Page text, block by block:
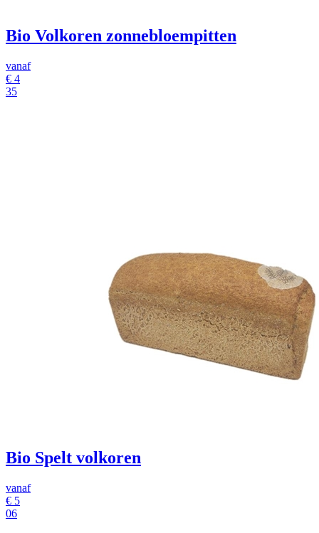
Bio Volkoren zonnebloempitten
vanaf
€ 4
35
Bio Spelt volkoren
vanaf
€ 5
06